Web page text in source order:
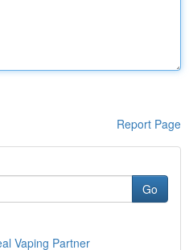
Report Page
Go
Vaping Partner